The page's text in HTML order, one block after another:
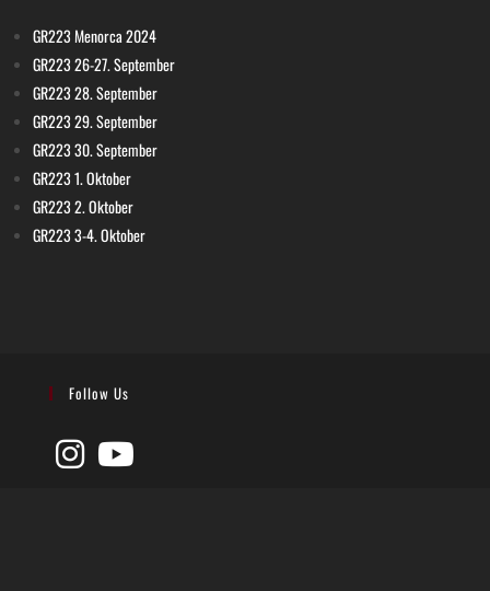
GR223 Menorca 2024
GR223 26-27. September
GR223 28. September
GR223 29. September
GR223 30. September
GR223 1. Oktober
GR223 2. Oktober
GR223 3-4. Oktober
Follow Us